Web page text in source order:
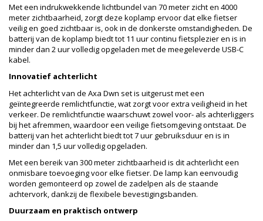
Met een indrukwekkende lichtbundel van 70 meter zicht en 4000
meter zichtbaarheid, zorgt deze koplamp ervoor dat elke fietser
veilig en goed zichtbaar is, ook in de donkerste omstandigheden. De
batterij van de koplamp biedt tot 11 uur continu fietsplezier en is in
minder dan 2 uur volledig opgeladen met de meegeleverde USB-C
kabel.
Innovatief achterlicht
Het achterlicht van de Axa Dwn set is uitgerust met een
geïntegreerde remlichtfunctie, wat zorgt voor extra veiligheid in het
verkeer. De remlichtfunctie waarschuwt zowel voor- als achterliggers
bij het afremmen, waardoor een veilige fietsomgeving ontstaat. De
batterij van het achterlicht biedt tot 7 uur gebruiksduur en is in
minder dan 1,5 uur volledig opgeladen.
Met een bereik van 300 meter zichtbaarheid is dit achterlicht een
onmisbare toevoeging voor elke fietser. De lamp kan eenvoudig
worden gemonteerd op zowel de zadelpen als de staande
achtervork, dankzij de flexibele bevestigingsbanden.
Duurzaam en praktisch ontwerp